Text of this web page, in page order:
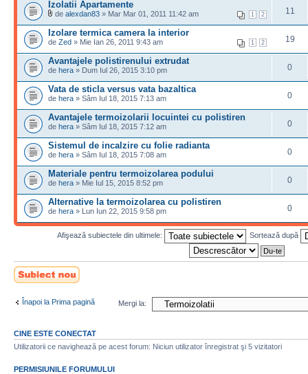
Izolatii Apartamente
1 2
de alexdan83 » Mar Mar 01, 2011 11:42 am 11
Izolare termica camera la interior
1 2
de Zed » Mie Ian 26, 2011 9:43 am 19
Avantajele polistirenului extrudat
de hera » Dum Iul 26, 2015 3:10 pm 0
Vata de sticla versus vata bazaltica
de hera » Sâm Iul 18, 2015 7:13 am 0
Avantajele termoizolarii locuintei cu polistiren
de hera » Sâm Iul 18, 2015 7:12 am 0
Sistemul de incalzire cu folie radianta
de hera » Sâm Iul 18, 2015 7:08 am 0
Materiale pentru termoizolarea podului
de hera » Mie Iul 15, 2015 8:52 pm 0
Alternative la termoizolarea cu polistiren
de hera » Lun Iun 22, 2015 9:58 pm 0
Afişează subiectele din ultimele: Sortează după
Scrie un subiect
nou
Înapoi la Prima pagină Mergi la:
CINE ESTE CONECTAT
Utilizatorii ce navighează pe acest forum: Niciun utilizator înregistrat şi 5 vizitatori
PERMISIUNILE FORUMULUI